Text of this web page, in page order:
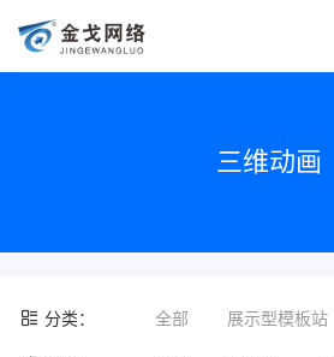
三维动画
分类： 全部 展示型模板站